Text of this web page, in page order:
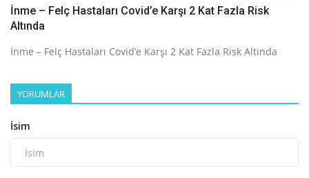
İnme – Felç Hastaları Covid’e Karşı 2 Kat Fazla Risk
Altında
İnme – Felç Hastaları Covid’e Karşı 2 Kat Fazla Risk Altında
YORUMLAR
İsim